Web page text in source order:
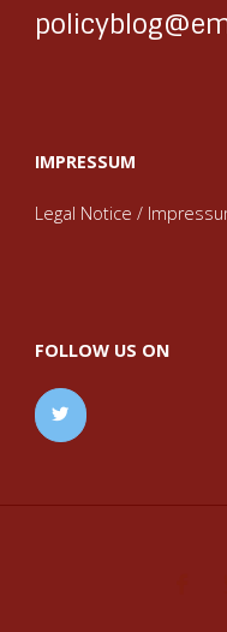
IMPRESSUM
Legal Notice /
FOLLOW US ON